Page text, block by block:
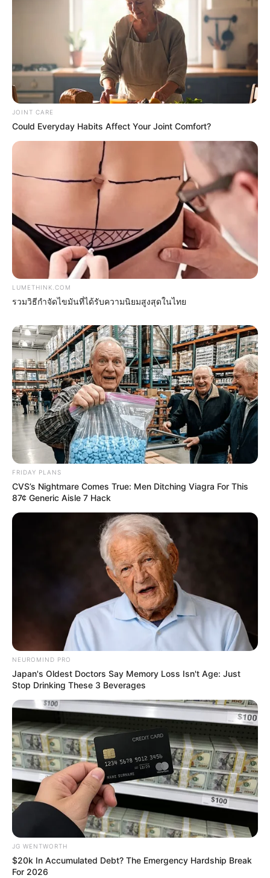
ดวงรายวัน 2 กันยายน 2565
ดวงรายวัน 1 กันยายน 2565
1 ก.ย. 2022
ดวงรายวัน 30 สิงหาคม 2565
30 ส.ค. 2022
แสดงความเห็นบน Facebook
ดูดวงแม่นๆ ยอดนิยม
ดวงรายวัน 14 กันยายน 2565
14 ก.ย. 2022
ดวงรายวัน 13 กันยายน 2565
ดูดวงวันนี้
ดวงรายวัน 14 กันยายน 2565
14 ก.ย. 2022
ดวงรายวัน 13 กันยายน 2565
13 ก.ย. 2022
JOINT CARE
Could Everyday Habits Affect Your Joint Comfort?
LUMETHINK.COM
รวมวิธีกำจัดไขมันที่ได้รับความนิยมสูงสุดในไทย
FRIDAY PLANS
CVS’s Nightmare Comes True: Men Ditching Viagra For This
87¢ Generic Aisle 7 Hack
NEUROMIND PRO
Japan's Oldest Doctors Say Memory Loss Isn't Age: Just
Stop Drinking These 3 Beverages
JG WENTWORTH
$20k In Accumulated Debt? The Emergency Hardship Break
For 2026